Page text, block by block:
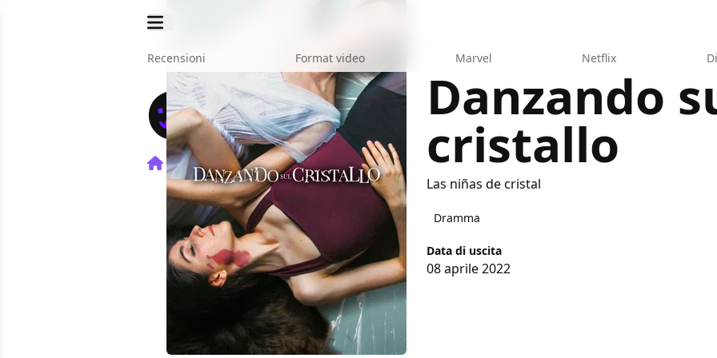
Recensioni Format video Marvel Netflix
Home Film Danzando sul cristallo
Danzando
cristallo
Las niñas de cristal
Dramma
Data di uscita
08 aprile 2022